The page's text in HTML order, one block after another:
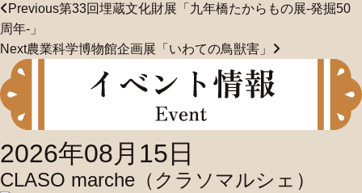
共
有
Previous第33回埋蔵文化財展「九年橋たからもの展-発掘50
周年-」
Next農業科学博物館企画展「いわての鳥獣害」
2026年08月15日
CLASO marche（クラソマルシェ）